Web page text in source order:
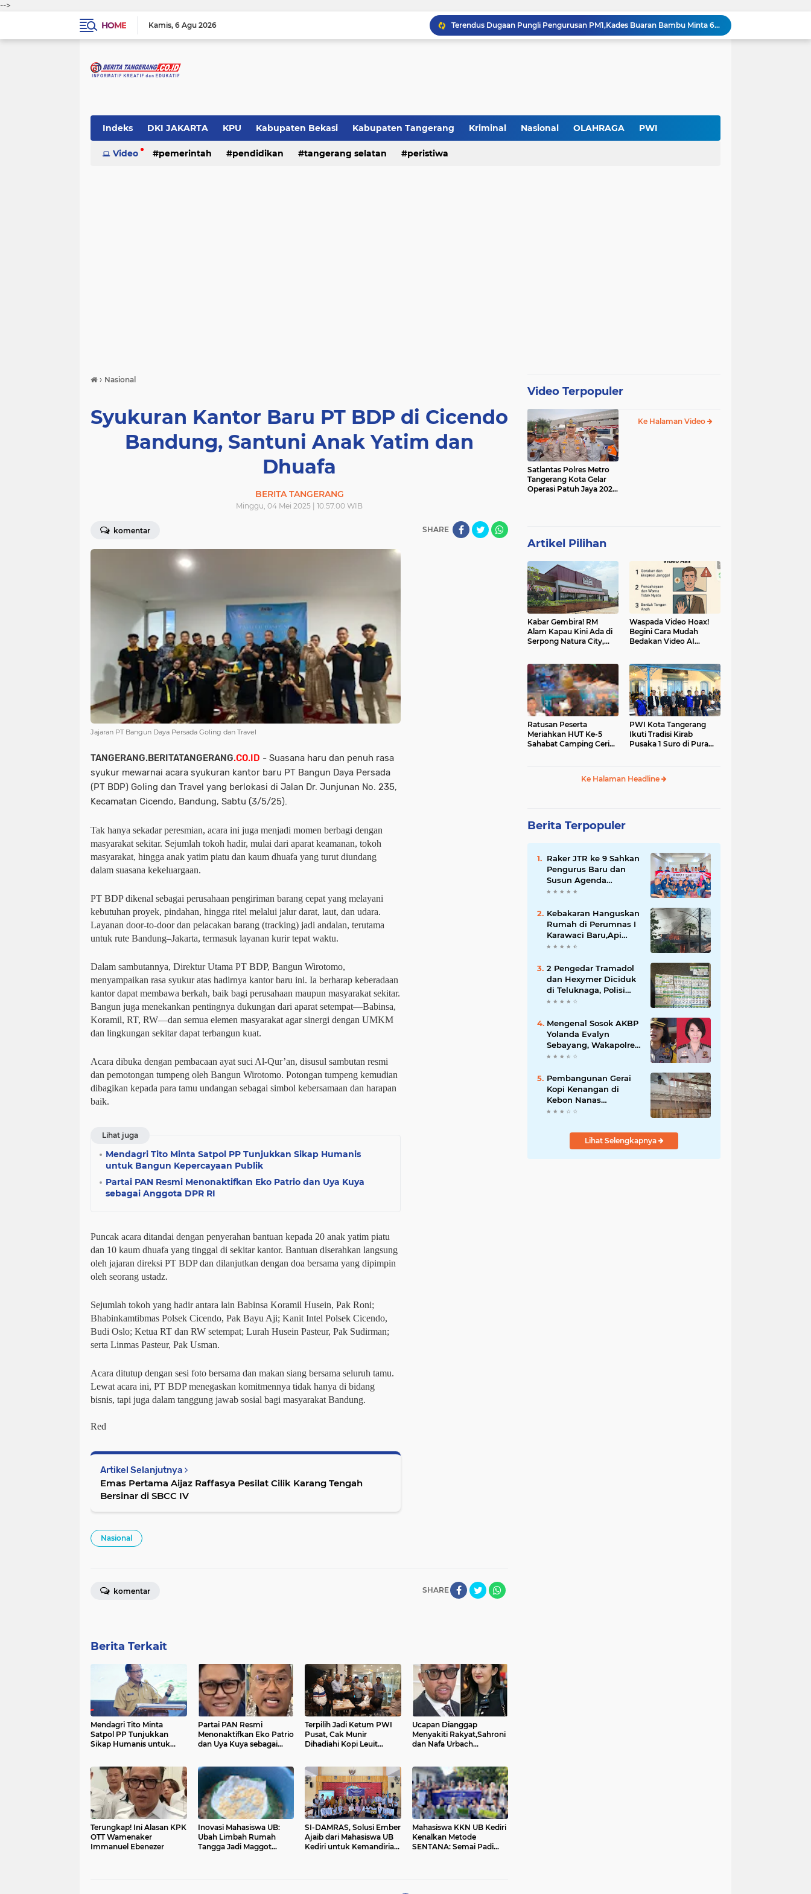
-->
HOME
Kamis 6 Agu 2026
Terendus Dugaan Pungli Pengurusan PM1,Kades Buaran Bambu Minta 60 Juta
Kebakaran Hanguskan Rumah di Perumnas I Karawaci Baru,Api Diduga dari Ledakan Kipas Angin
Raker JTR ke 9 Sahkan Pengurus Baru dan Susun Agenda Strategis 2026
Indeks DKI JAKARTA KPU Kabupaten Bekasi Kabupaten Tangerang Kriminal Nasional OLAHRAGA PWI
Pemerintah Pendidikan Polri peristiwa
Video pemerintah pendidikan tangerang selatan peristiwa
› Nasional
Syukuran Kantor Baru PT BDP di Cicendo
Bandung, Santuni Anak Yatim dan
Dhuafa
BERITA TANGERANG
Minggu, 04 Mei 2025 | 10.57.00 WIB
komentar SHARE
Jajaran PT Bangun Daya Persada Goling dan Travel
TANGERANG.BERITATANGERANG.CO.ID - Suasana haru dan penuh rasa
syukur mewarnai acara syukuran kantor baru PT Bangun Daya Persada
(PT BDP) Goling dan Travel yang berlokasi di Jalan Dr. Junjunan No. 235,
Kecamatan Cicendo, Bandung, Sabtu (3/5/25).
Tak hanya sekadar peresmian, acara ini juga menjadi momen berbagi dengan
masyarakat sekitar. Sejumlah tokoh hadir, mulai dari aparat keamanan, tokoh
masyarakat, hingga anak yatim piatu dan kaum dhuafa yang turut diundang
dalam suasana kekeluargaan.
PT BDP dikenal sebagai perusahaan pengiriman barang cepat yang melayani
kebutuhan proyek, pindahan, hingga ritel melalui jalur darat, laut, dan udara.
Layanan door-to-door dan pelacakan barang (tracking) jadi andalan, terutama
untuk rute Bandung–Jakarta, termasuk layanan kurir tepat waktu.
Dalam sambutannya, Direktur Utama PT BDP, Bangun Wirotomo,
menyampaikan rasa syukur atas hadirnya kantor baru ini. Ia berharap keberadaan
kantor dapat membawa berkah, baik bagi perusahaan maupun masyarakat sekitar.
Bangun juga menekankan pentingnya dukungan dari aparat setempat—Babinsa,
Koramil, RT, RW—dan semua elemen masyarakat agar sinergi dengan UMKM
dan lingkungan sekitar dapat terbangun kuat.
Acara dibuka dengan pembacaan ayat suci Al-Qur’an, disusul sambutan resmi
dan pemotongan tumpeng oleh Bangun Wirotomo. Potongan tumpeng kemudian
dibagikan kepada para tamu undangan sebagai simbol kebersamaan dan harapan
baik.
Lihat juga
Mendagri Tito Minta Satpol PP Tunjukkan Sikap Humanis
untuk Bangun Kepercayaan Publik
Partai PAN Resmi Menonaktifkan Eko Patrio dan Uya Kuya
sebagai Anggota DPR RI
Puncak acara ditandai dengan penyerahan bantuan kepada 20 anak yatim piatu
dan 10 kaum dhuafa yang tinggal di sekitar kantor. Bantuan diserahkan langsung
oleh jajaran direksi PT BDP dan dilanjutkan dengan doa bersama yang dipimpin
oleh seorang ustadz.
Sejumlah tokoh yang hadir antara lain Babinsa Koramil Husein, Pak Roni;
Bhabinkamtibmas Polsek Cicendo, Pak Bayu Aji; Kanit Intel Polsek Cicendo,
Budi Oslo; Ketua RT dan RW setempat; Lurah Husein Pasteur, Pak Sudirman;
serta Linmas Pasteur, Pak Usman.
Acara ditutup dengan sesi foto bersama dan makan siang bersama seluruh tamu.
Lewat acara ini, PT BDP menegaskan komitmennya tidak hanya di bidang
bisnis, tapi juga dalam tanggung jawab sosial bagi masyarakat Bandung.
Red
Artikel Selanjutnya
Emas Pertama Aijaz Raffasya Pesilat Cilik Karang Tengah
Bersinar di SBCC IV
Nasional
SHARE
komentar
Berita Terkait
Mendagri Tito Minta
Satpol PP Tunjukkan
Sikap Humanis untuk
Partai PAN Resmi
Menonaktifkan Eko Patrio
dan Uya Kuya sebagai
Terpilih Jadi Ketum PWI
Pusat, Cak Munir
Dihadiahi Kopi Leuit
Ucapan Dianggap
Menyakiti Rakyat,Sahroni
dan Nafa Urbach
Terungkap! Ini Alasan KPK
OTT Wamenaker
Immanuel Ebenezer
Inovasi Mahasiswa UB:
Ubah Limbah Rumah
Tangga Jadi Maggot
SI-DAMRAS, Solusi Ember
Ajaib dari Mahasiswa UB
Kediri untuk Kemandirian
Mahasiswa KKN UB Kediri
Kenalkan Metode
SENTANA: Semai Padi
Video Terpopuler
Satlantas Polres Metro
Tangerang Kota Gelar
Operasi Patuh Jaya 2025,
Ke Halaman Video
Artikel Pilihan
Kabar Gembira! RM
Alam Kapau Kini Ada di
Serpong Natura City,
Waspada Video Hoax!
Begini Cara Mudah
Bedakan Video AI
Ratusan Peserta
Meriahkan HUT Ke-5
Sahabat Camping Ceria,
PWI Kota Tangerang
Ikuti Tradisi Kirab
Pusaka 1 Suro di Pura
Ke Halaman Headline
Berita Terpopuler
Raker JTR ke 9 Sahkan
Pengurus Baru dan
Susun Agenda
Strategis 2026
Kebakaran Hanguskan
Rumah di Perumnas I
Karawaci Baru,Api
Diduga dari Ledakan
2 Pengedar Tramadol
dan Hexymer Diciduk
di Teluknaga, Polisi
Amankan Ratusan Pil
Mengenal Sosok AKBP
Yolanda Evalyn
Sebayang, Wakapolres
Metro Tangerang yang
Pembangunan Gerai
Kopi Kenangan di
Kebon Nanas
Disorot,Warga
Lingkungan dan PBG
Lihat Selengkapnya